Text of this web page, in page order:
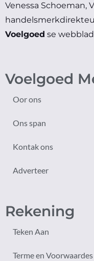
Venessa Schoeman,
Voelgoed se
Voelgoed
Oor ons
Ons span
Kontak ons
Adverteer
Rekening
Teken Aan
Terme en Voorwaardes